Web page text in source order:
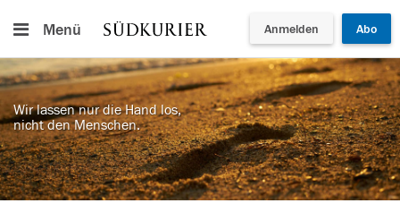
Menü Anmelden Abo
Wir lassen nur die Hand los,
nicht den Menschen.